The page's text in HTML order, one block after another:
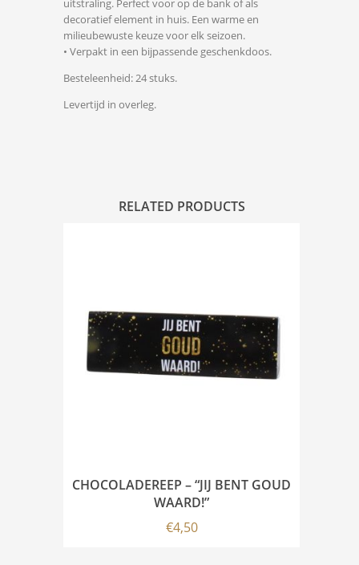
uitstraling. Perfect voor op de bank of als
decoratief element in huis. Een warme en
milieubewuste keuze voor elk seizoen.
• Verpakt in een bijpassende geschenkdoos.
Besteleenheid: 24 stuks.
Levertijd in overleg.
RELATED PRODUCTS
CHOCOLADEREEP – “JIJ BENT GOUD
WAARD!”
€4,50